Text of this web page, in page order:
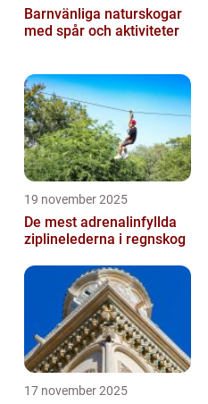
Barnvänliga naturskogar
med spår och aktiviteter
19 november 2025
De mest adrenalinfyllda
ziplinelederna i regnskog
17 november 2025